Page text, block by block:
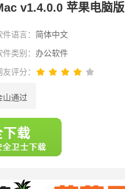
v1.4.0.0 苹果电脑
件语言： 简体中文
件类别：办公软件
友评分：
山通过